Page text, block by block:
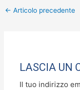
e
o
k
o
n
l
← Articolo precedente
LASCIA UN
Il tuo indirizzo